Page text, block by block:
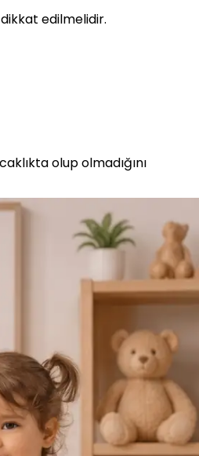
edilmelidir.
olup olmadığını